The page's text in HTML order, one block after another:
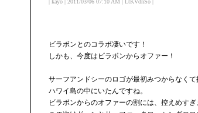
| kayo | 2011/03/06 07:10 AM | LtKVdnSo |
ビラボンとのコラボ凄いです！
しかも、今度はビラボンからオファー！
サーフアンドシーのロゴが最初みつからなくて
ハワイ島の中にいたんですね。
ビラボンからのオファーの割には、控えめす